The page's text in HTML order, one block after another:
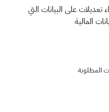
على البيانات التي
المالية
المطلوبة